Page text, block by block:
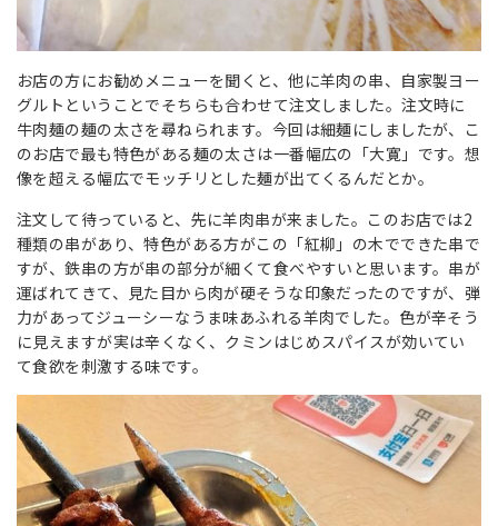
お店の方にお勧めメニューを聞くと、他に羊肉の串、自家製ヨー
グルトということでそちらも合わせて注文しました。注文時に
牛肉麺の麺の太さを尋ねられます。今回は細麺にしましたが、こ
のお店で最も特色がある麺の太さは一番幅広の「大寛」です。想
像を超える幅広でモッチリとした麺が出てくるんだとか。
注文して待っていると、先に羊肉串が来ました。このお店では2
種類の串があり、特色がある方がこの「紅柳」の木でできた串で
すが、鉄串の方が串の部分が細くて食べやすいと思います。串が
運ばれてきて、見た目から肉が硬そうな印象だったのですが、弾
力があってジューシーなうま味あふれる羊肉でした。色が辛そう
に見えますが実は辛くなく、クミンはじめスパイスが効いてい
て食欲を刺激する味です。